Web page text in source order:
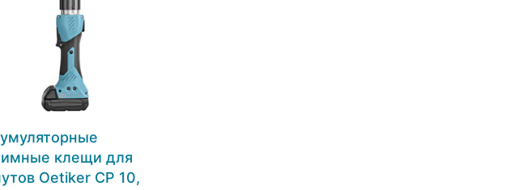
клещи для
Oetiker CP 10,